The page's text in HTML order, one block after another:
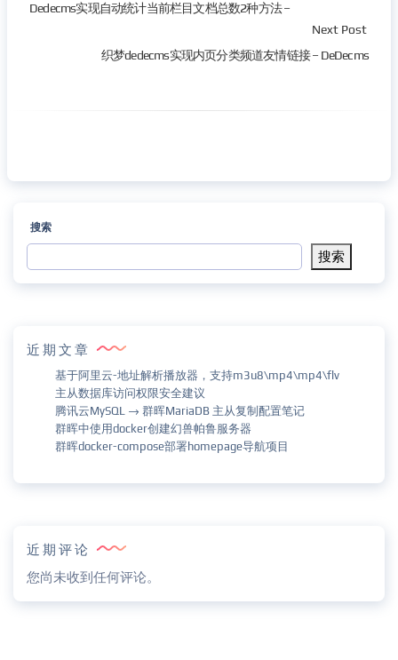
Dedecms实现自动统计当前栏目文档总数2种方法 –
Next Post
织梦dedecms实现内页分类频道友情链接 – DeDecms
搜索
搜索
近期文章
基于阿里云-地址解析播放器，支持m3u8\mp4\mp4\flv
主从数据库访问权限安全建议
腾讯云MySQL → 群晖MariaDB 主从复制配置笔记
群晖中使用docker创建幻兽帕鲁服务器
群晖docker-compose部署homepage导航项目
近期评论
您尚未收到任何评论。